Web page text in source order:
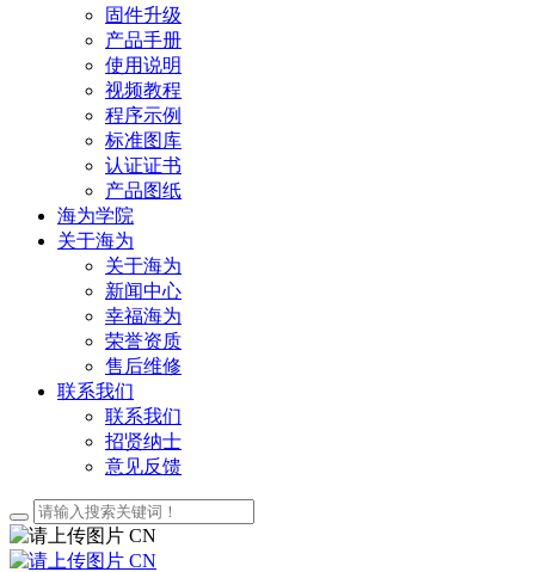
固件升级
产品手册
使用说明
视频教程
程序示例
标准图库
认证证书
产品图纸
海为学院
关于海为
关于海为
新闻中心
幸福海为
荣誉资质
售后维修
联系我们
联系我们
招贤纳士
意见反馈
CN
CN